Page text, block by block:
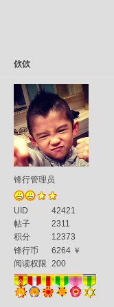
佽佽
锋行管理员
UID
42421
帖子
2311
积分
12373
锋行币
6264 ￥
阅读权限
200